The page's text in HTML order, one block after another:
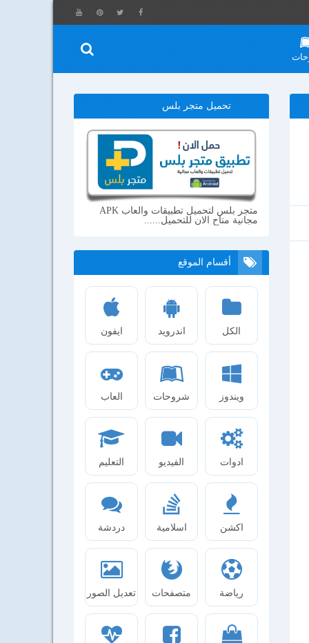
تحميل متجر بلس
متجر بلس لتحميل تطبيقات والعاب APK
مجانية متاح الان للتحميل......
أقسام الموقع
الكل اندرويد ايفون
ويندوز شروحات العاب
ادوات الفيديو التعليم
اكشن اسلامية دردشة
رياضة متصفحات تعديل الصور